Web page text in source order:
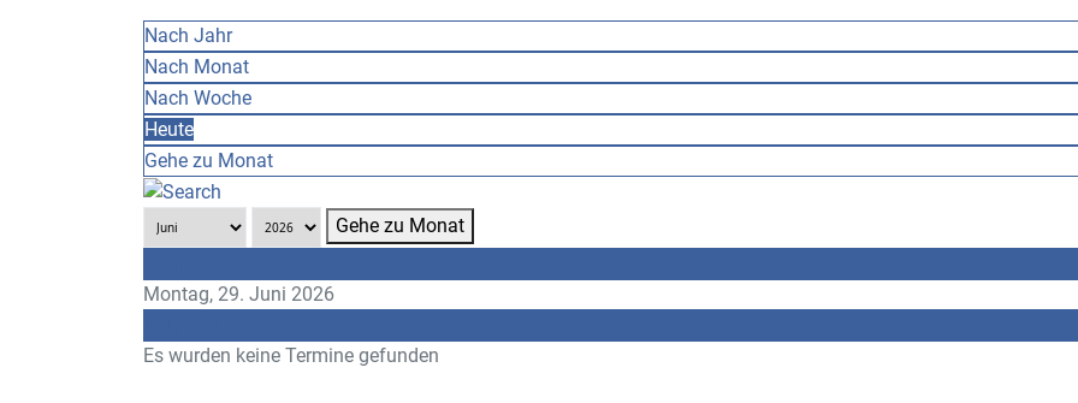
Nach Jahr
Nach Monat
Nach Woche
Heute
Gehe zu Monat
Gehe zu Monat
Montag, 29. Juni 2026
Es wurden keine Termine gefunden